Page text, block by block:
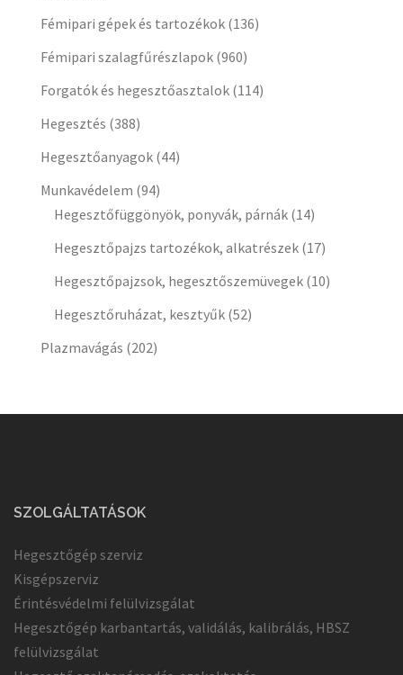
Fémipari gépek és tartozékok (136)
Fémipari szalagfűrészlapok (960)
Forgatók és hegesztőasztalok (114)
Hegesztés (388)
Hegesztőanyagok (44)
Munkavédelem (94)
Hegesztőfüggönyök, ponyvák, párnák (14)
Hegesztőpajzs tartozékok, alkatrészek (17)
Hegesztőpajzsok, hegesztőszemüvegek (10)
Hegesztőruházat, kesztyűk (52)
Plazmavágás (202)
SZOLGÁLTATÁSOK
Hegesztőgép szerviz
Kisgépszerviz
Érintésvédelmi felülvizsgálat
Hegesztőgép karbantartás, validálás, kalibrálás, HBSZ
felülvizsgálat